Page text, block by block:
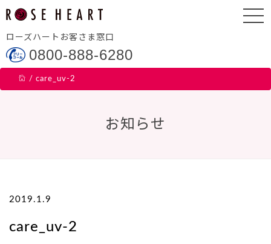
ローズハートお客さま窓口
0800-888-6280
/ care_uv-2
お知らせ
2019.1.9
care_uv-2